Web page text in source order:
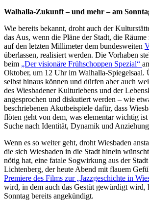
Walhalla-Zukunft – und mehr – am
Wie bereits bekannt, droht auch der
das Aus, wenn die Pläne der Stadt, die
auf den letzten Millimeter dem bundesweiten
überlassen, realisiert werden. Die Vorhaben
beim „Der visionäre Frühschoppen Spezial“
Oktober, um 12 Uhr im Walhalla-Spiegelsaal.
selbst hinaus können und dürfen aber auch
des Wiesbadener Kulturlebens und der
angesprochen und diskutiert werden – wie
beschriebenen Akutbeispiele dafür, dass
flöten geht von dem, was elementar wichtig
Suche nach Identität, Dynamik und
Wenn es so weiter geht, droht Wiesbaden
die sich Wiesbaden in die Stadt hinein
nötig hat, eine fatale Sogwirkung aus der
Lichtenberg, der heute Abend mit flauem
Premiere des Films zur „Jazzgeschichte in
wird, in dem auch das Gestüt gewürdigt wird,
Sonntag bereits angekündigt.